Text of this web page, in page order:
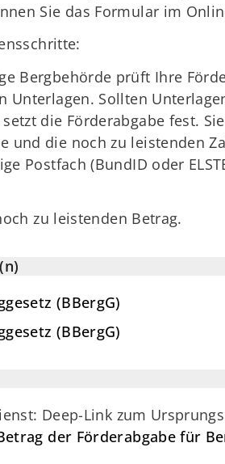
Sie das Formular im
Bergbehörde prüft Ihre
Unterlagen. Sollten
die Förderabgabe fest.
und die noch zu leistenden
Postfach (BundID oder
zu leistenden Betrag.
(BBergG)
(BBergG)
Deep-Link zum
der Förderabgabe für